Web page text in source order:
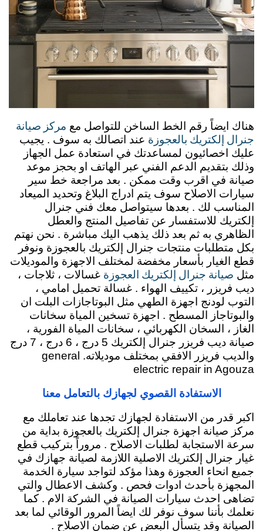
هناك ايضاً رقم الخط الساخن للتواصل مع مركز صيانة
جنرال إلكتريك بالعجوزة عند اتصالك به سوف . يجيب
عليك اخصائيون لمساعدتك في استعادة عمل الجهاز
وذلك بتقديم الدعم الفني عبر الهاتف او بحجز موعد
صيانة في اقرب وقت ممكن . بعد مراجعة خط سير
سيارات الاصلاح سوف يتم ادراج البلاغ وتحديد الميعاد
المناسب لك . بعدها سيتواصل معك فني جنرال
إلكتريك للاستفسار عن تفاصيل المنتج والعطل
الظاهري به ثم بعد ذلك يذهب اليك مباشرة . نحن نهتم
بكل متطلبات منتجات جنرال إلكتريك بالعجوزة ونوفر
قطع الغيار بأسعار مخفضة لمختلف الاجهزة والموديلات
مثل صيانة جنرال إلكتريك العجوزة غسالات ، ثلاجات ،
ديب فريزر ، تكييف الهواء . غسالة تحميل امامي ،
التوب لودنج اجهزة الطهي مثل البوتاجازات البلت ان
والبوتاجاز المسطح . اجهزة تسخين المياة سخانات
الغاز ، السخان الكهربائي ، سخانات المياة الفورية ،
صيانة ديب فريزر جنرال إلكتريك 5 درج ، 6 درج ، 7 درج
والديب فريزر الافقي بمختلف موديلاته. general
electric repair in Agouza
الاستفادة القصوي لجهازك بالتعامل معنا
اكبر قدر من الاستفادة لجهازك تجدها عند تعاملك مع
مركز صيانة اجهزة جنرال إلكتريك بالعجوزة بداية من
سرعة الاستجابة لطلبات الاصلاح . مروراً بتركيب قطع
غيار جنرال إلكتريك الاصلية اللازمة لصيانة جهازك في
جميع انحاء العجوزة وهذا مؤكد لتواجد سيارة الخدمة
المجهزة بأحدث ادوات فحص . وكشف الاعطال والتي
تضاهى احدث سيارات الصيانة في الشركة الام . كما
نعلمك بأننا سوف نوفر لك ايضاً المرور الوقائي لما بعد
الصيانة وقد يتسأل البعض عن ضمان الاصلاح .